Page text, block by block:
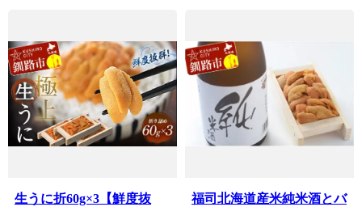
生うに折60g×3【鮮度抜
福司北海道産米純米酒とバ